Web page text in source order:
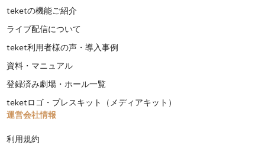
teketの機能ご紹介
ライブ配信について
teket利用者様の声・導入事例
資料・マニュアル
登録済み劇場・ホール一覧
teketロゴ・プレスキット（メディアキット）
運営会社情報
利用規約